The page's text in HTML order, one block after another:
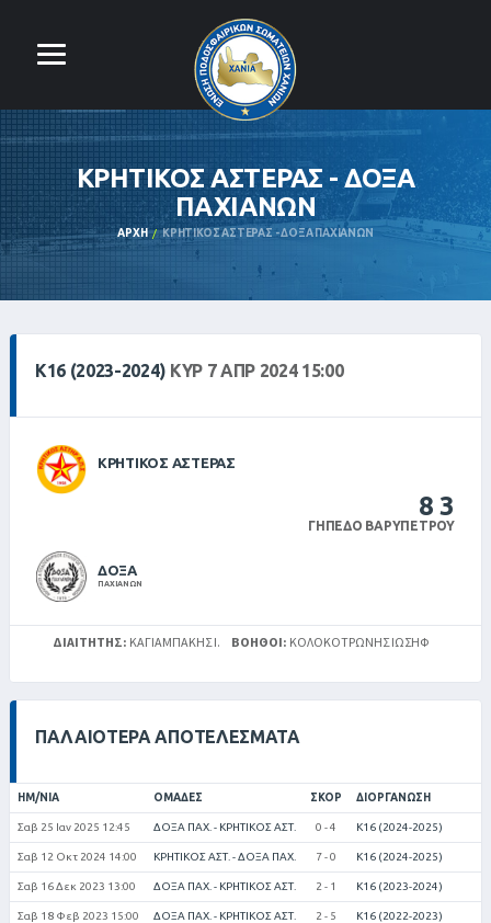
ΚΡΗΤΙΚΟΣ ΑΣΤΕΡΑΣ - ΔΟΞΑ
ΠΑΧΙΑΝΩΝ
ΑΡΧΉ ΚΡΗΤΙΚΟΣ ΑΣΤΕΡΑΣ - ΔΟΞΑ ΠΑΧΙΑΝΩΝ
Κ16 (2023-2024) ΚΥΡ 7 ΑΠΡ 2024 15:00
ΚΡΗΤΙΚΟΣ ΑΣΤΕΡΑΣ
83
ΓΉΠΕΔΟ ΒΑΡΥΠΈΤΡΟΥ
ΔΟΞΑ
ΠΑΧΙΑΝΩΝ
ΔΙΑΙΤΗΤΉΣ: ΚΑΓΙΑΜΠΑΚΗΣ Ι. ΒΟΗΘΟΊ: ΚΟΛΟΚΟΤΡΏΝΗΣ ΙΩΣΉΦ
ΠΑΛΑΙΌΤΕΡΑ ΑΠΟΤΕΛΈΣΜΑΤΑ
ΗΜ/ΝΊΑ ΟΜΆΔΕΣ ΣΚΟΡ ΔΙΟΡΓΆΝΩΣΗ
Σαβ 25 Ιαν 2025 12:45 ΔΟΞΑ ΠΑΧ. - ΚΡΗΤΙΚΟΣ ΑΣΤ. 0 - 4 Κ16 (2024-2025)
Σαβ 12 Οκτ 2024 14:00 ΚΡΗΤΙΚΟΣ ΑΣΤ. - ΔΟΞΑ ΠΑΧ. 7 - 0 Κ16 (2024-2025)
Σαβ 16 Δεκ 2023 13:00 ΔΟΞΑ ΠΑΧ. - ΚΡΗΤΙΚΟΣ ΑΣΤ. 2 - 1 Κ16 (2023-2024)
Σαβ 18 Φεβ 2023 15:00 ΔΟΞΑ ΠΑΧ. - ΚΡΗΤΙΚΟΣ ΑΣΤ. 2 - 5 Κ16 (2022-2023)